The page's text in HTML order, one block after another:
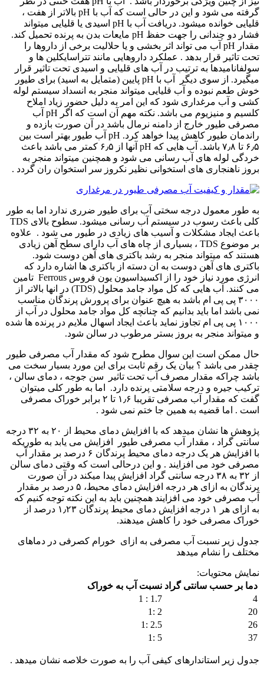
گرفته می شود و این در حالی است که آب با pH بالاتر از هفت ،
قلیایی خوانده میشود. دریافت آب با pH اسیدی یا قلیایی میتواند
فشار دو چندانی را جهت حفظ pH مایعات بدن به پرنده تحمیل کند.
مقدار pH آب می تواند اثر بخشی و یا حلالیت برخی از داروها را
تحت تاثیر قرار بدهد . عملکرد داروهایی مانند تتراسایکلین ها و
سولفانامیدها به ترتیب در آب های قلیایی و اسیدی تحت تاثیر قرار
میگیرد. از سوی دیگر آب با pH پایین (متمایل به اسید) برای طیور
خوش طعم نبوده و آب قلیایی میتواند منجر به انسداد سیستم لوله
کشی و آب مرغداری شود که این امر به دلیل حضور زیاد املاح
کلسیم و منیزیوم می باشد. نکته مهم آن است که اگر pH آب
مصرفی طیور خارج از دامنه نرمال باشد در آن صورت بازده و
راندمان طیور کاهش پیدا خواهد کرد. pH آب طیور بهتر است بین
۶٫۵ تا ۷٫۸ باشد. آب هایی که pH آنها از ۶٫۵ کمتر می باشد باعث
خردگی لوله های آب رسانی می شود و همچنین میتواند منجر به
بروز ناهنجاری های استخوانی نظیر نکروز سر استخوان ران گردد .
به طور معمول درجه سختی آب برای طیور ضرری ندارد اما به طور
کلی باعث رسوب در سیستم آب رسانی میشود. سطوح بالای TDS
باعث ایجاد مشکلات و آسیب های زیادی در طیور می شود . علاوه
بر موضوع TDS ، بسیاری از چاه های آب دارای سطح آهن زیادی
هستند که میتواند منجر به رشد باکتری های آهن دوست شود.
باکتری های آهن دوست به ان دسته از باکتری ها اشاره دارد که
انرژی مورد نیاز خود را از اکسیداسیون یون فروس Ferrous تامین
می کنند. آب هایی که کل مواد جامد محلول (TDS) در انها بالاتر از
۳۰۰۰ پی پی ام باشد به هیچ عنوان برای پرورش پرندگان مناسب
نمی باشد اما باید بدانیم که چنانچه کل مواد جامد محلول در آب از
۱۰۰۰ پی پی ام تجاوز نماید باعث ایجاد اسهال ملایم در پرنده ها شده
و میتواند منجر به بروز بستر مرطوب در سالن شود.
حال ممکن است این سوال مطرح شود که مقدار آب مصرفی طیور
چقدر می باشد ؟ بیان یک رقم ثابت برای این مورد بسیار سخت می
باشد چراکه مقدار مصرف آب تحت تاثیر سن جوجه ، دمای سالن ،
ترکیب جیره و درجه سلامتی پرنده دارد. اما به طور کلی میتوان
گفت که مقدار آب مصرفی تقریبا ۱٫۶ تا ۲ برابر خوراک مصرفی
است . اما قضیه به همین جا ختم نمی شود .
پژوهش ها نشان میدهد که با افزایش دمای محیط از ۲۰ به ۳۲ درجه
سانتی گراد ، مقدار آب مصرفی طیور افزایش می یابد به طوریکه
با افزایش هر یک درجه دمای محیط پرندگان ۶ درصد بر مقدار آب
مصرفی خود می افزایند . و این درحالی است که وقتی دمای سالن
از ۳۲ به ۳۸ درجه سانتی گراد افزایش پیدا میکند در آن صورت
پرندگان به ازای هر درجه افزایش دمای محیط، ۵ درصد بر مقدار
آب مصرفی خود می افزایند همچنین باید به این نکته توجه کنیم که
به ازای هر ۱ درجه افزایش دمای محیط پرندگان ۱٫۲۳ درصد از
خوراک مصرفی خود را کاهش میدهند.
جدول زیر نسبت آب مصرفی به ازای خورام کصرفی در دماهای
مختلف را نشام میدهد
نمایش محتویات:
دما بر حسب سانتی گراد نسبت آب به خوراک
4
1.7 : 1
20
2 :1
26
2.5 :1
37
5 :1
جدول زیر استاندارهای کیفی آب را به صورت خلاصه نشان میدهد .